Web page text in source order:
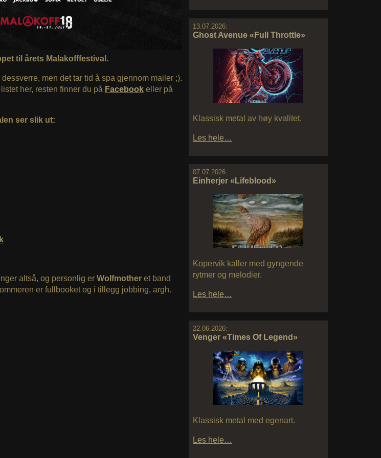
13.07.2026:
Ghost Avenue «Full Throttle»
Klassisk metal av høy kvalitet.
Les hele…
07.07.2026:
Einherjer «Lifeblood»
Kopervik kaller med gyngende
rytmer og melodier.
Les hele…
22.06.2026:
Venger «Times Of Legend»
Klassisk metal med egenart.
Les hele…
til årets Malakofffestival.
men det tar tid å spa gjennom mailer ;).
her, resten finner du på Facebookeller på
ser slik ut:
altså, og personlig er Wolfmother et band
er fullbooket og i tillegg jobbing, argh.